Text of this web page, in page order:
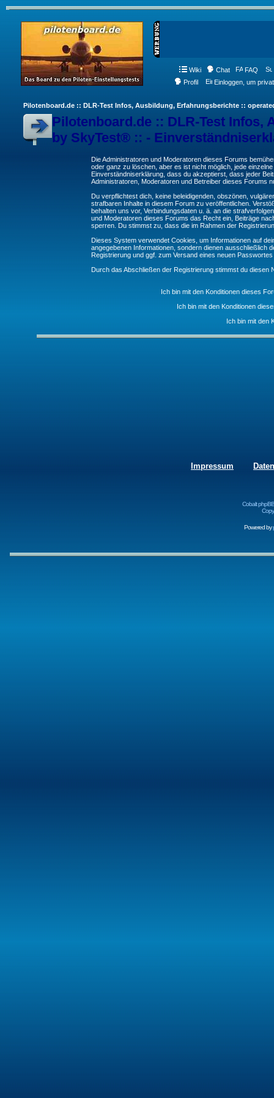
Wiki Chat FAQ
Profil
Einloggen, um
Pilotenboard.de :: DLR-Test Infos, Ausbildung, Erfahrungsberichte ::
Pilotenboard.de :: DLR-Test
by SkyTest® :: -
Die Administratoren und Moderatoren dieses Forums
oder ganz zu löschen, aber es ist nicht möglich, jede
Einverständniserklärung, dass du akzeptierst, dass jeder
Administratoren, Moderatoren und Betreiber dieses Forums
Du verpflichtest dich, keine beleidigenden, obszönen,
strafbaren Inhalte in diesem Forum zu veröffentlichen.
behalten uns vor, Verbindungsdaten u. ä. an die
und Moderatoren dieses Forums das Recht ein, Beiträge
sperren. Du stimmst zu, dass die im Rahmen der
Dieses System verwendet Cookies, um Informationen auf
angegebenen Informationen, sondern dienen ausschließlich
Registrierung und ggf. zum Versand eines neuen
Durch das Abschließen der Registrierung stimmst du diesen
Ich bin mit den Konditionen dieses
Ich bin mit den Konditionen
Ich bin mit den
Impressum
Cobalt
Powered by